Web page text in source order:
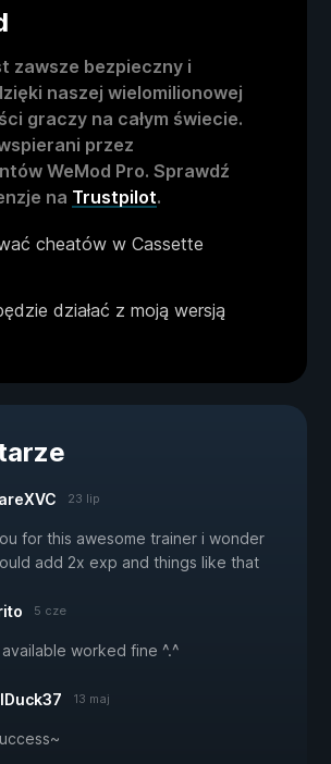
zawsze bezpieczny i
naszej wielomilionowej
graczy na całym świecie.
przez
WeMod Pro. Sprawdź
na Trustpilot.
cheatów w Cassette
działać z moją wersją
23 lip
for this awesome trainer i wonder
add 2x exp and things like that
5 cze
worked fine ^.^
13 maj